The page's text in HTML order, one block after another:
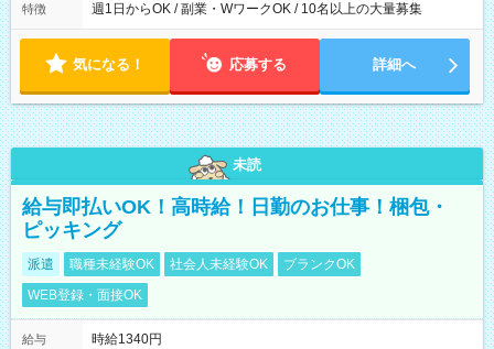
特徴 週1日からOK / 副業・WワークOK / 10名以上の大量募集
気になる！ 応募する 詳細へ
未読
給与即払いOK！高時給！日勤のお仕事！梱包・
ピッキング
派遣 職種未経験OK 社会人未経験OK
ブランクOK
WEB登録・面接OK
給与
時給1340円